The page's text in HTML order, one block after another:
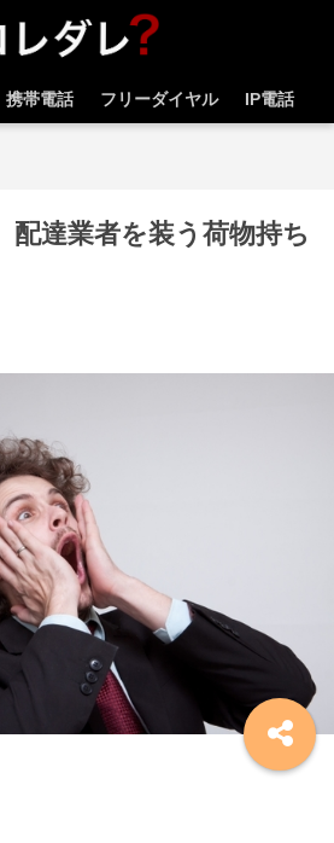
携帯電話 フリーダイヤル IP電話
達業者を装う荷物持ち